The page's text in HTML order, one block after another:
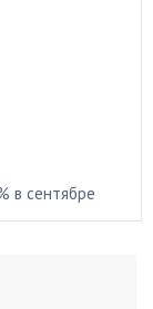
в сентябре